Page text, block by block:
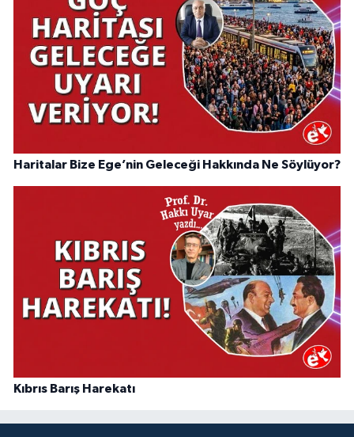
Haritalar Bize Ege’nin Geleceği Hakkında Ne Söylüyor?
Kıbrıs Barış Harekatı